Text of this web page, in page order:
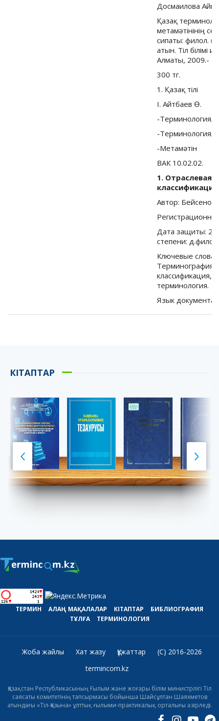
Досмаилова
Қазақ
метамәтiнiнiң
сипаты: филол.
атын. Тiл бiлiмi
Алматы, 2009.-
300 тг.
1. Қазақ тiлi
I. Айтбаев Ө.
-
-
-Метамәтiн
ВАК 10.02.02.
1. Отраслевая
Автор:
Дата защиты:
степени:
Ключевые слова:
Терминография,
классификация,
терминология.
Язык документа:
КІТАПТАР
ТЕРМИН АЛАҢ МАҚАЛАЛАР КІТАПТАР
БИБЛИОГРАФИЯ
ТҰЛҒА
ТЕРМИНОЛОГИЯ
Жоба жайлы Хат жазу Құжаттар
(C) 2016-2026
termincom.kz
Қазақстан Республикасының Ғылым және жоғары білім министрлігі Тіл
саясаты комитетінің тапсырмасы бойынша Шайсұлтан Шаяхметов
атындағы «Тіл-Қазына» ұлттық ғылыми-практикалық орталығы әзірледі.